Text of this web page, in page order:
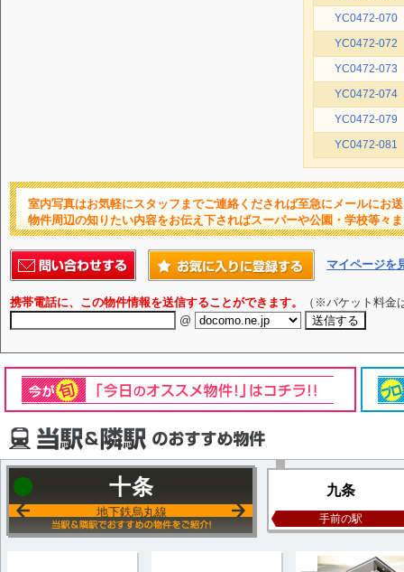
YC0472-070
YC0472-072
YC0472-073
YC0472-074
YC0472-079
YC0472-081
室内写真はお気軽にスタッフまでご連絡くだされば至急にメールにお
物件周辺の知りたい内容をお伝え下さればスーパーや公園・学校等々
マイページを
携帯電話に、この物件情報を送信することができます。
（※パケット料金
@
十条
地下鉄烏丸線
九条
手前の駅